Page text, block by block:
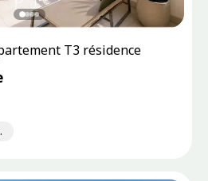
T3 résidence